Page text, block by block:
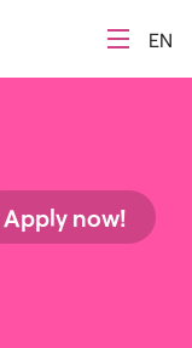
EN
Apply now!